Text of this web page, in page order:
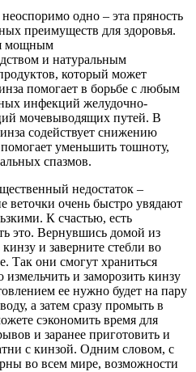
одно – эта пряность
преимуществ для здоровья.
мощным
и натуральным
который может
помогает в борьбе с любым
инфекций желудочно-
мочевыводящих путей. В
содействует снижению
уменьшить тошноту,
спазмов.
недостаток –
веточки очень быстро увядают
К счастью, есть
это. Вернувшись домой из
и заверните стебли во
Так они смогут храниться
и заморозить кинзу
ее нужно будет на пару
а затем сразу промыть в
сэкономить время для
и заранее приготовить и
с кинзой. Одним словом, с
во всем мире, возможности